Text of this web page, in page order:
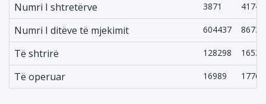
Numri I shtretërve 3871 4174
Numri I ditëve të mjekimit 604437
Të shtrirë 128298
Të operuar 16989 17766